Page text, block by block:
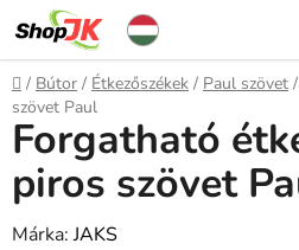
Ugrás
fő
tartalomhoz
Kezdőlap
/ Bútor / Étkezőszékek / Paul szövet /
szövet Paul
Forgatható
piros szövet
Márka:JAKS